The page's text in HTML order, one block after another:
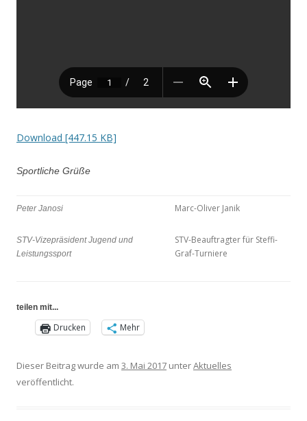
Download [447.15 KB]
Sportliche Grüße
Peter Janosi
STV-Vizepräsident Jugend und
Leistungssport
Marc-Oliver Janik
STV-Beauftragter für Steffi-
Graf-Turniere
teilen mit...
Drucken Mehr
Dieser Beitrag wurde am 3. Mai 2017 unterAktuelles
veröffentlicht.